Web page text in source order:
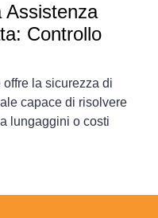
Assistenza
Controllo
la sicurezza di
capace di risolvere
lungaggini o costi